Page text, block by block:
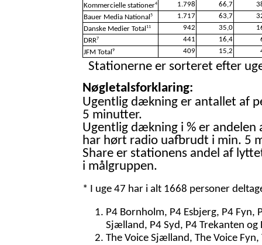
Kommercielle stationer4 1.798 66,7
Bauer Media National 5 1.717 63,7
Danske Medier Total 11 942 35,0
DRR7 441 16,4
JFM Total 9 409 15,2
Stationerne er sorteret efter
Nøgletalsforklaring:
Ugentlig dækning er antallet af
5 minutter.
Ugentlig dækning i % er
har hørt radio uafbrudt i min. 5
Share er stationens andel af
i målgruppen.
* I uge 47 har i alt 1668 personer
P4 Bornholm, P4 Esbjerg, P4
Sjælland, P4 Syd, P4 Trekanten
The Voice Sjælland, The Voice